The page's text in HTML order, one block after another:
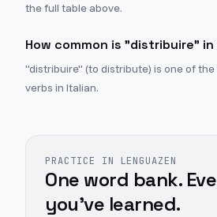
the full table above.
How common is "distribuire"
"distribuire" (to distribute) is one of the
verbs in Italian.
PRACTICE IN LENGUAZEN
One word bank.
you've learned.